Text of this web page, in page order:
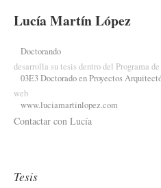
Lucía Martín López
Doctorando
desarrolla su tesis dentro del Programa
03E3 Doctorado en Proyectos
web
www.luciamartinlopez.com
Contactar con Lucía
Tesis